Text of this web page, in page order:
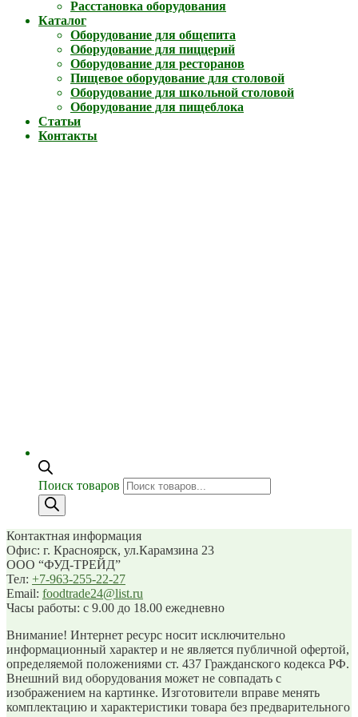
Расстановка оборудования
Каталог
Оборудование для общепита
Оборудование для пиццерий
Оборудование для ресторанов
Пищевое оборудование для столовой
Оборудование для школьной столовой
Оборудование для пищеблока
Статьи
Контакты
Поиск товаров
Контактная информация
Офис: г. Красноярск, ул.Карамзина 23
ООО “ФУД-ТРЕЙД”
Тел: +7-963-255-22-27
Email: foodtrade24@list.ru
Часы работы: с 9.00 до 18.00 ежедневно
Внимание! Интернет ресурс носит исключительно
информационный характер и не является публичной офертой,
определяемой положениями ст. 437 Гражданского кодекса РФ.
Внешний вид оборудования может не совпадать с
изображением на картинке. Изготовители вправе менять
комплектацию и характеристики товара без предварительного